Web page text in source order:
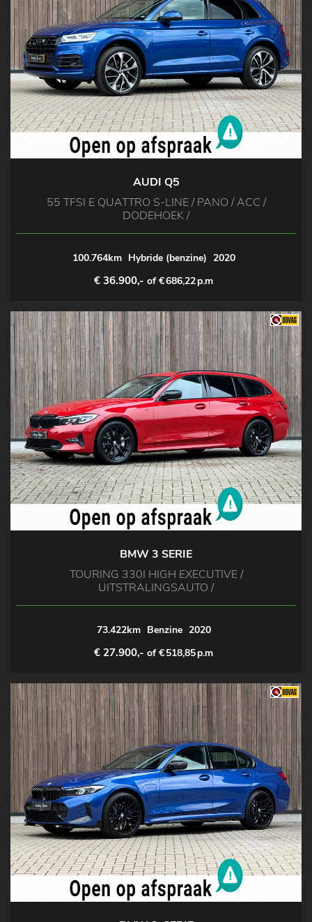
AUDI Q5
55 TFSI E QUATTRO S-LINE / PANO / ACC /
DODEHOEK /
100.764km Hybride (benzine) 2020
€ 36.900,- of €686,22p.m
BMW 3 SERIE
TOURING 330I HIGH EXECUTIVE /
UITSTRALINGSAUTO /
73.422km Benzine 2020
€ 27.900,- of €518,85p.m